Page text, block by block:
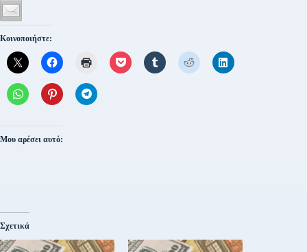
Κοινοποιήστε:
Μου αρέσει αυτό:
Σχετικά